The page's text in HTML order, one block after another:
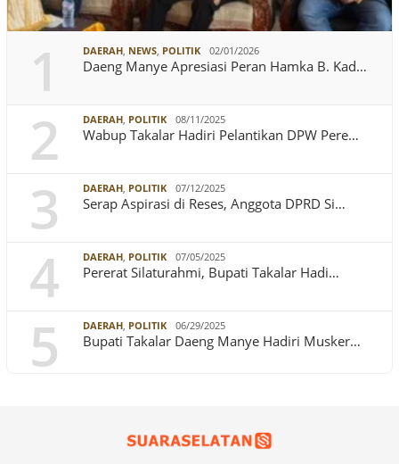
1 DAERAH, NEWS, POLITIK 02/01/2026
Daeng Manye Apresiasi Peran Hamka B. Kad…
2 DAERAH, POLITIK 08/11/2025
Wabup Takalar Hadiri Pelantikan DPW Pere…
3 DAERAH, POLITIK 07/12/2025
Serap Aspirasi di Reses, Anggota DPRD Si…
4 DAERAH, POLITIK 07/05/2025
Pererat Silaturahmi, Bupati Takalar Hadi…
5 DAERAH, POLITIK 06/29/2025
Bupati Takalar Daeng Manye Hadiri Musker…